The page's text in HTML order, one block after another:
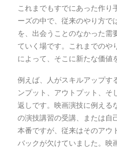
これまでもすでにあった作り
ーズの中で、従来のやり方で
を、出会うことのなかった需
ていく場です。これまでのや
によって、そこに新たな価値
例えば、人がスキルアップす
ンプット、アウトプット、そ
返しです。映画演技に例える
の演技講習の受講、または自
本番ですが、従来はそのアウ
バックが欠けていました。映